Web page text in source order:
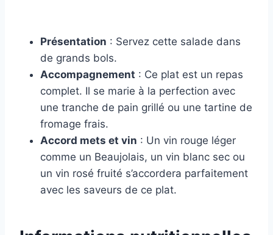
Présentation : Servez cette salade dans
de grands bols.
Accompagnement : Ce plat est un repas
complet. Il se marie à la perfection avec
une tranche de pain grillé ou une tartine de
fromage frais.
Accord mets et vin : Un vin rouge léger
comme un Beaujolais, un vin blanc sec ou
un vin rosé fruité s’accordera parfaitement
avec les saveurs de ce plat.